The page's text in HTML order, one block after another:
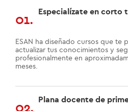
01.
Especialízate en corto
ESAN ha diseñado cursos que te
actualizar tus conocimientos y
profesionalmente en
meses.
02.
Plana docente de